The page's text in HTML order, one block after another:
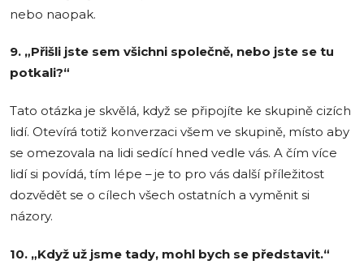
nebo naopak.
9. „Přišli jste sem všichni společně, nebo jste se tu
potkali?“
Tato otázka je skvělá, když se připojíte ke skupině cizích
lidí. Otevírá totiž konverzaci všem ve skupině, místo aby
se omezovala na lidi sedící hned vedle vás. A čím více
lidí si povídá, tím lépe – je to pro vás další příležitost
dozvědět se o cílech všech ostatních a vyměnit si
názory.
10. „Když už jsme tady, mohl bych se představit.“